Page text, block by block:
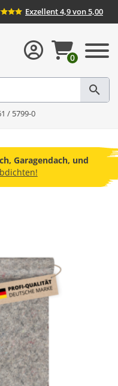
Exzellent 4,9
/ 5799-0
0
Garagendach, und